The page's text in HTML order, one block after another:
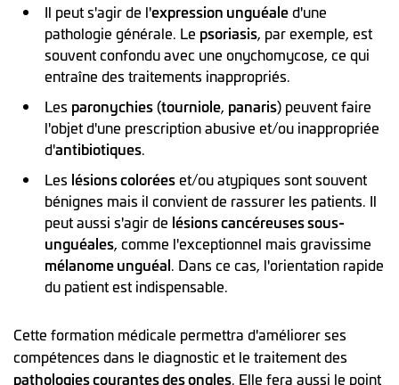
Il peut s'agir de l'expression unguéaled'une
pathologie générale. Le psoriasis, par exemple, est
souvent confondu avec une onychomycose, ce qui
entraîne des traitements inappropriés.
Les paronychies(tourniole, panaris) peuvent faire
l'objet d'une prescription abusive et/ou inappropriée
d'antibiotiques.
Les lésions coloréeset/ou atypiques sont souvent
bénignes mais il convient de rassurer les patients. Il
peut aussi s'agir de lésions cancéreuses sous-
unguéales, comme l'exceptionnel mais gravissime
mélanome unguéal. Dans ce cas, l'orientation rapide
du patient est indispensable.
Cette formation médicale permettra d'améliorer ses
compétences dans le diagnostic et le traitement des
pathologies courantes des ongles. Elle fera aussi le point